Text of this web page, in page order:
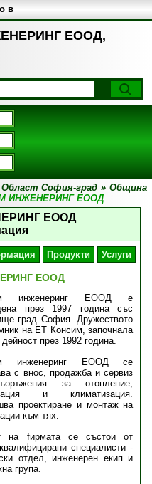
ЕООД,
в
Област София-град » Община
ИНЖЕНЕРИНГ ЕООД
ЕООД
Продукти Услуги
ЕООД
инженеринг ЕООД е
през 1997 година със
град София. Дружеството
на ЕТ Консим, започнала
дейност през 1992 година.
инженеринг ЕООД се
с внос, продажба и сервиз
за отопление,
и климатизация.
проектиране и монтаж на
към тях.
на fирмата се състои от
специалисти -
отдел, инженерен екип и
група.